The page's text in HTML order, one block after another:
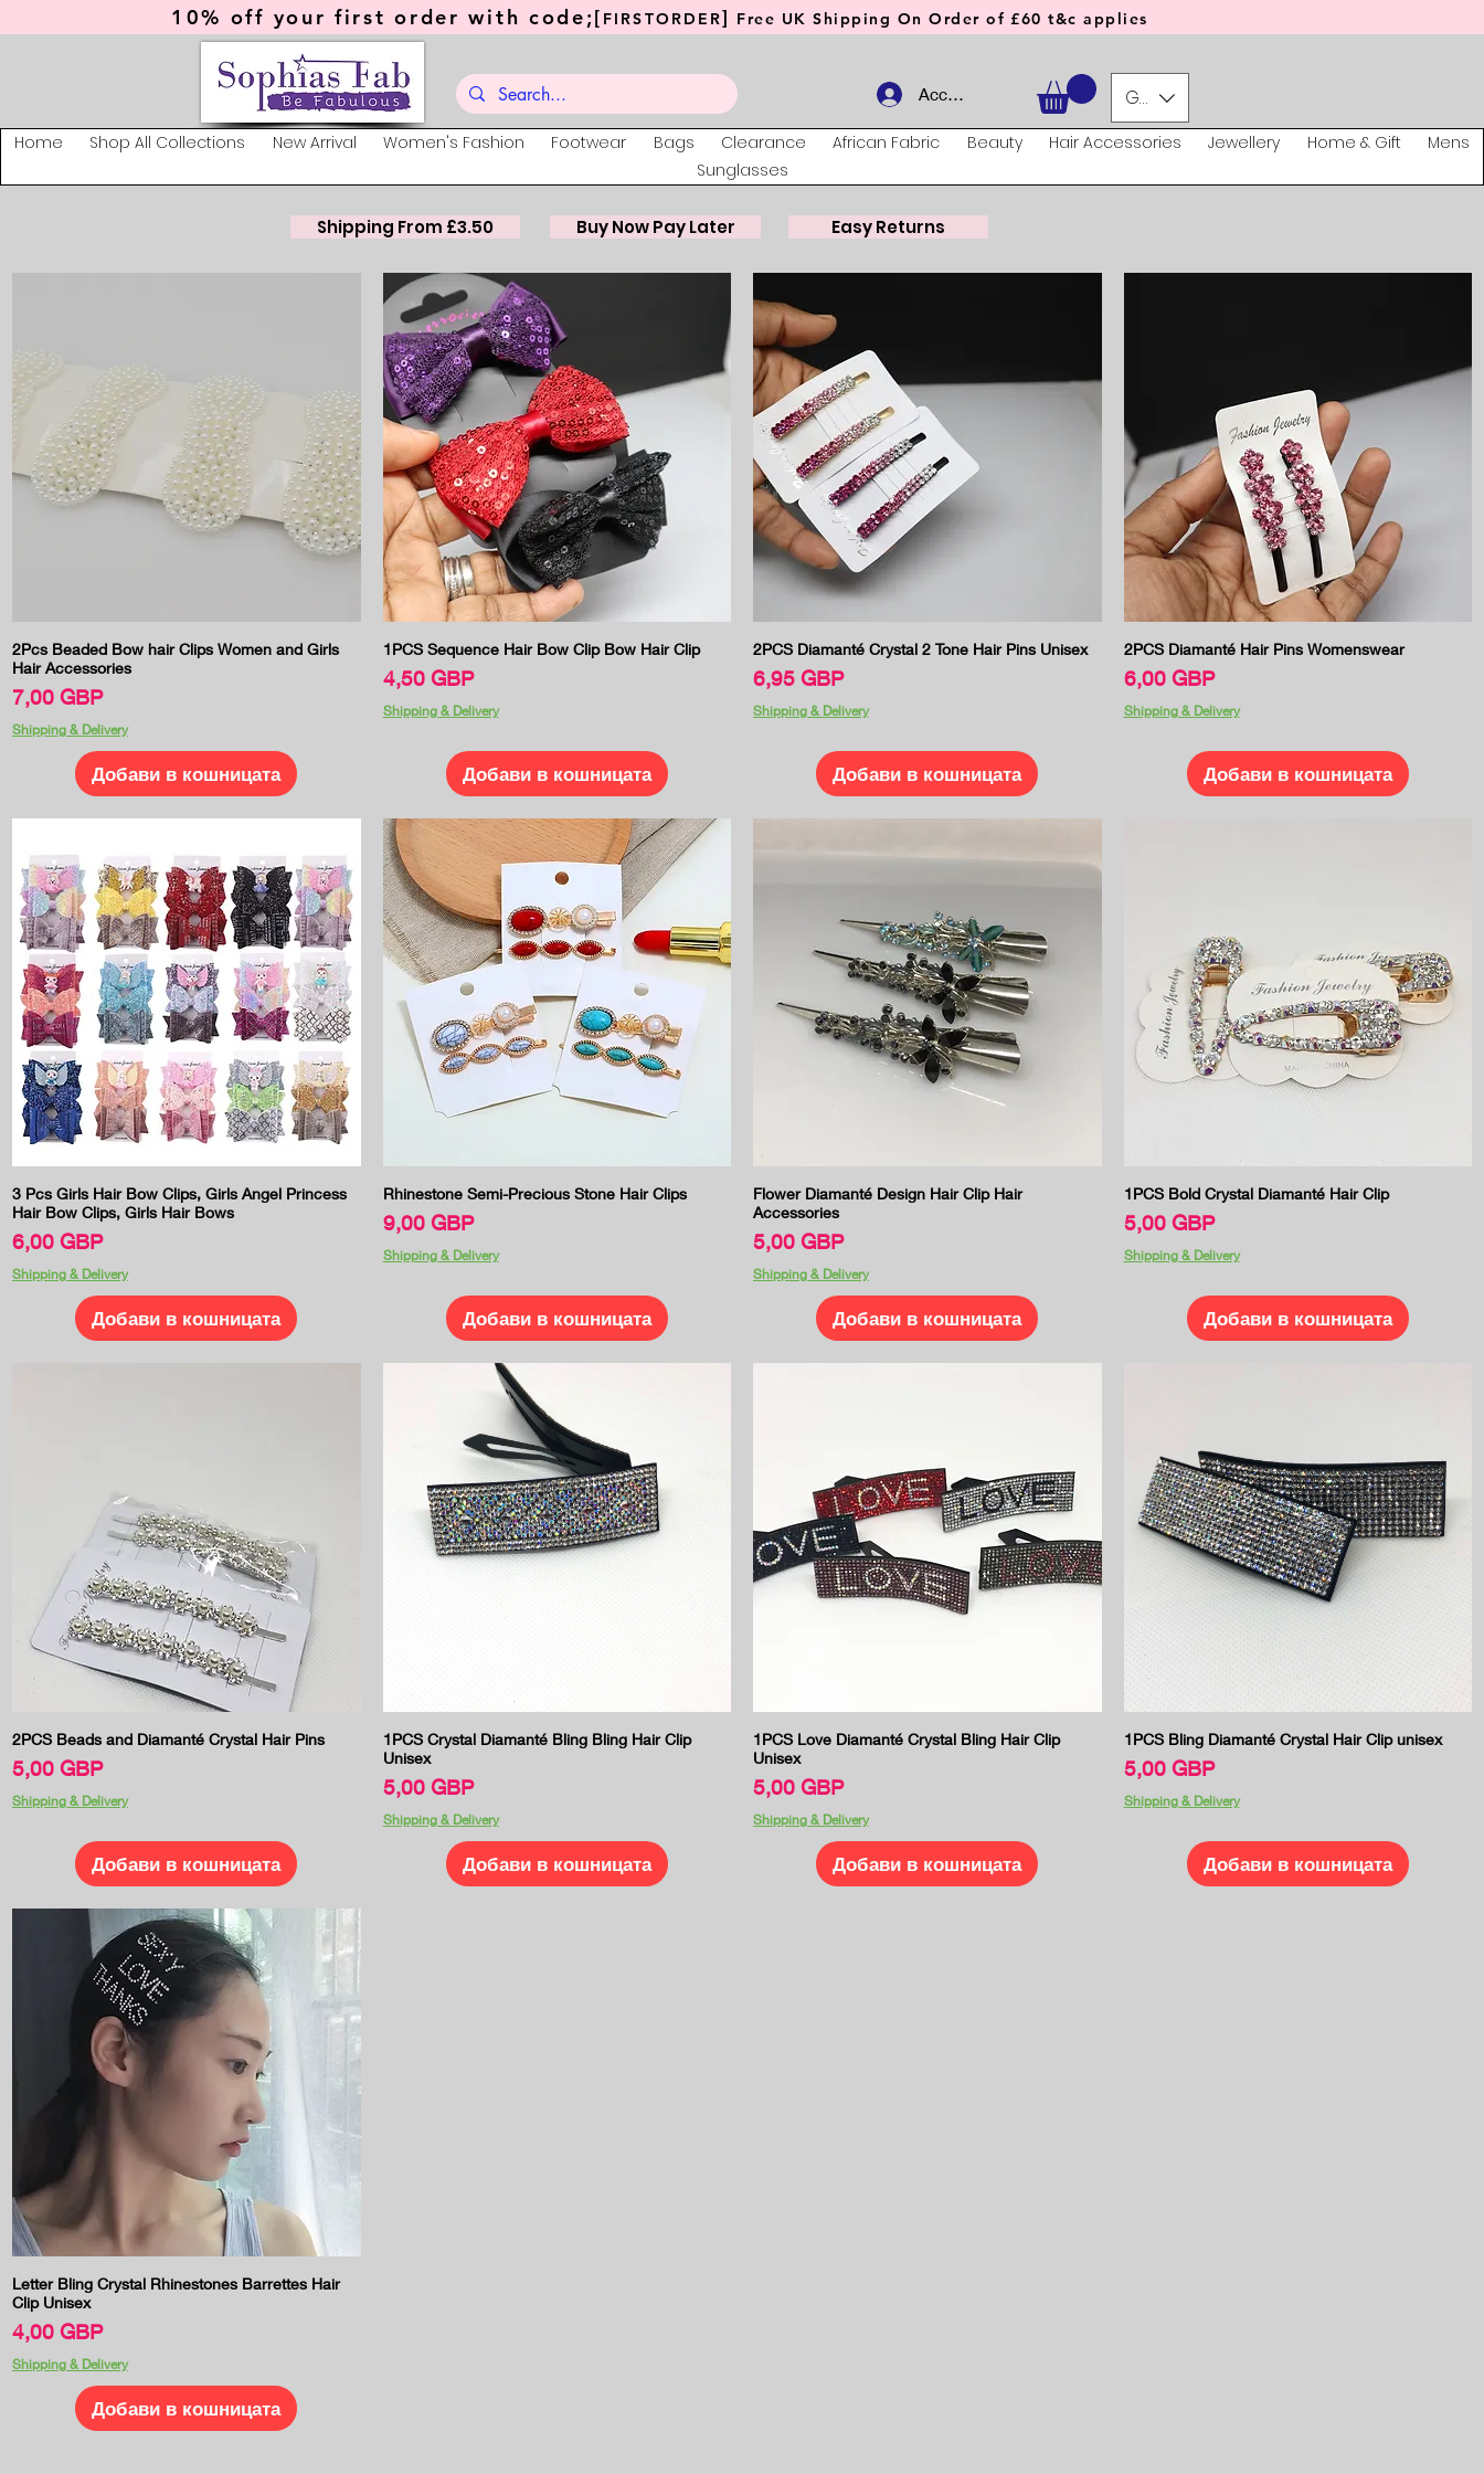
10% off your first order with code;[ FIRSTORDER] Free UK Shipping On Order of £60 t&c applies
Account GBP (£)
Home Shop All Collections New Arrival Women's Fashion Footwear Bags Clearance African Fabric Beauty Hair Accessories Jewellery Home & Gift
Mens
Sunglasses
Shipping From £3.50 Buy Now Pay Later Easy Returns
Бърз преглед
2Pcs Beaded Bow hair Clips Women and Girls
Hair Accessories
Цена
7,00 GBP
Shipping & Delivery
Добави в кошницата
Бърз преглед
1PCS Sequence Hair Bow Clip Bow Hair Clip
Цена
4,50 GBP
Shipping & Delivery
Добави в кошницата
Бърз преглед
2PCS Diamanté Crystal 2 Tone Hair Pins Unisex
Цена
6,95 GBP
Shipping & Delivery
Добави в кошницата
Бърз преглед
2PCS Diamanté Hair Pins Womenswear
Цена
6,00 GBP
Shipping & Delivery
Добави в кошницата
Бърз преглед
3 Pcs Girls Hair Bow Clips, Girls Angel Princess
Hair Bow Clips, Girls Hair Bows
Цена
6,00 GBP
Shipping & Delivery
Добави в кошницата
Бърз преглед
Rhinestone Semi-Precious Stone Hair Clips
Цена
9,00 GBP
Shipping & Delivery
Добави в кошницата
Бърз преглед
Flower Diamanté Design Hair Clip Hair
Accessories
Цена
5,00 GBP
Shipping & Delivery
Добави в кошницата
Бърз преглед
1PCS Bold Crystal Diamanté Hair Clip
Цена
5,00 GBP
Shipping & Delivery
Добави в кошницата
Бърз преглед
2PCS Beads and Diamanté Crystal Hair Pins
Цена
5,00 GBP
Shipping & Delivery
Добави в кошницата
Бърз преглед
1PCS Crystal Diamanté Bling Bling Hair Clip
Unisex
Цена
5,00 GBP
Shipping & Delivery
Добави в кошницата
Бърз преглед
1PCS Love Diamanté Crystal Bling Hair Clip
Unisex
Цена
5,00 GBP
Shipping & Delivery
Добави в кошницата
Бърз преглед
1PCS Bling Diamanté Crystal Hair Clip unisex
Цена
5,00 GBP
Shipping & Delivery
Добави в кошницата
Бърз преглед
Letter Bling Crystal Rhinestones Barrettes Hair
Clip Unisex
Цена
4,00 GBP
Shipping & Delivery
Добави в кошницата